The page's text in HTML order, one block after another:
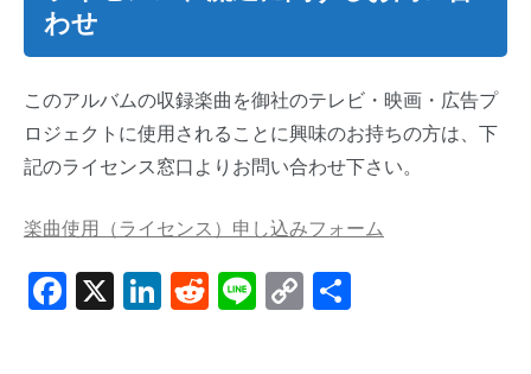
わせ
このアルバムの収録楽曲を御社のテレビ・映画・広告プ
ロジェクトに使用されることに興味のお持ちの方は、下
記のライセンス窓口よりお問い合わせ下さい。
楽曲使用（ライセンス）申し込みフォーム
Facebook
X LinkedIn
Reddit
LineCopy